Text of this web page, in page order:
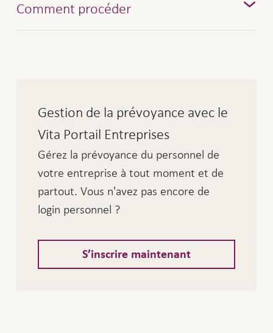
Comment procéder
courtier ou conseiller en assurance.
Pour cela, complétez le formulaire
Changement d'adresse de
correspondance et envoyez-le nous signé par
la poste ou par e-mail à:
Scanning BVG
Case postale
Gestion de la prévoyance avec le
Vita Portail Entreprises
Gérez la prévoyance du personnel de
votre entreprise à tout moment et de
partout. Vous n'avez pas encore de
login personnel ?
S’inscrire maintenant